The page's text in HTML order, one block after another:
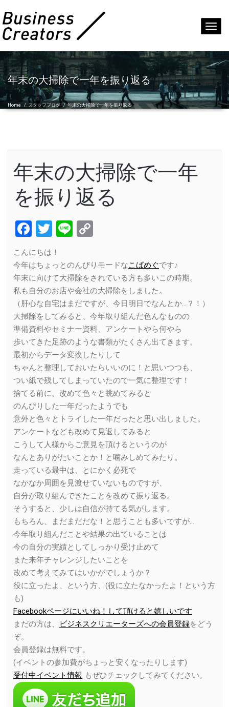
年末の大掃除で一年を振り返る
Home / スタッフブログ /年末の大掃除で一年を振り返る
年末の大掃除で一年
を振り返る
Facebook
Twitter
Line
こんにちは！
今年はちょっとのんびりモードなこばめぐです♪
年末に向けて大掃除をされている方も多いこの時期。
私も自分のお店や会社の大掃除をしました。
（肝心な自宅はまだですが、今日明日でなんとか…？！）
大掃除をしてみると、今年取り組んだ色んなものの
準備資料やセミナー資料、アンケートやら何やら
歩いてきた足跡のような書類がたくさん出てきます。
最初からデータ変換したりして
ちゃんと整理しておいたらいいのに！と思いつつも、
つい紙で残してしまっていたので一気に整理です！
捨てる前に、改めて色々と眺めてみると
のんびりした一年だったようでも
意外と色々とトライした一年だったと思い出しました。
アンケートなども改めて見返してみると
こうして人様からご意見を頂けるというのが
なんとありがたいことか！と噛みしめてみたり。
走っている最中は、とにかく必死で
なかなか周囲を見渡せていないものですが、
自分が取り組んできたことを改めて振り返る。
そうすると、少しは自信が持てる気がします。
もちろん、まだまだだな！と思うことも多いですが…
今年取り組んだことや結果の出ていることは
今の自分の実績としてしっかり受け止めて
また来年チャレンジしたいことを
改めて考えてみてはいかがでしょうか？
役に立ったよ、という方、(役に立たなかったよ！という方
も)
Facebookページにいいね！して頂けると嬉しいです
まだの方は、
ビジネスクリエーターズへの会員登録をどう
ぞ。
会員登録は無料です。
(イベントの参加費がちょっと安くなったりします)
受付中イベント情報 もぜひチェックしてみてください。